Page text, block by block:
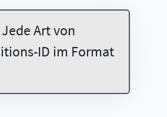
Art von
ID im Format